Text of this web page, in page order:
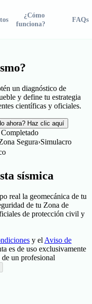
¿Cómo
funciona?
FAQs
Comprar Ahora
un diagnóstico de
y define tu estrategia
científicas y oficiales.
ahora? Haz clic aquí
Segura›Simulacro
sísmica
real la geomecánica de tu
de tu Zona de
de protección civil y
y el Aviso de
es de uso exclusivamente
un profesional
asesor experto en tu